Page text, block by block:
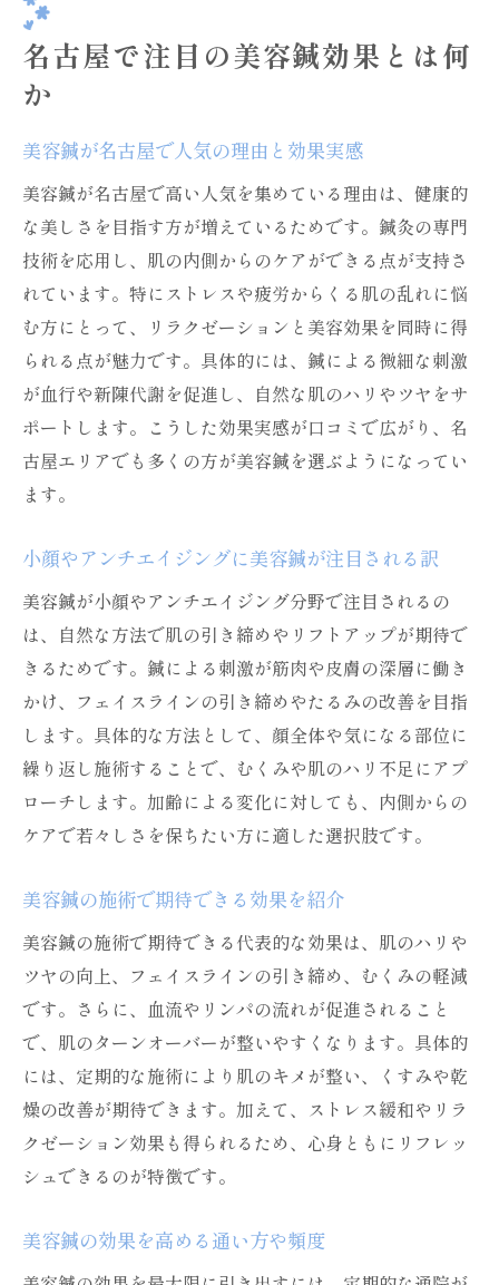
名古屋で注目の美容鍼効果とは何
か
美容鍼が名古屋で人気の理由と効果実感
美容鍼が名古屋で高い人気を集めている理由は、健康的
な美しさを目指す方が増えているためです。鍼灸の専門
技術を応用し、肌の内側からのケアができる点が支持さ
れています。特にストレスや疲労からくる肌の乱れに悩
む方にとって、リラクゼーションと美容効果を同時に得
られる点が魅力です。具体的には、鍼による微細な刺激
が血行や新陳代謝を促進し、自然な肌のハリやツヤをサ
ポートします。こうした効果実感が口コミで広がり、名
古屋エリアでも多くの方が美容鍼を選ぶようになってい
ます。
小顔やアンチエイジングに美容鍼が注目される訳
美容鍼が小顔やアンチエイジング分野で注目されるの
は、自然な方法で肌の引き締めやリフトアップが期待で
きるためです。鍼による刺激が筋肉や皮膚の深層に働き
かけ、フェイスラインの引き締めやたるみの改善を目指
します。具体的な方法として、顔全体や気になる部位に
繰り返し施術することで、むくみや肌のハリ不足にアプ
ローチします。加齢による変化に対しても、内側からの
ケアで若々しさを保ちたい方に適した選択肢です。
美容鍼の施術で期待できる効果を紹介
美容鍼の施術で期待できる代表的な効果は、肌のハリや
ツヤの向上、フェイスラインの引き締め、むくみの軽減
です。さらに、血流やリンパの流れが促進されること
で、肌のターンオーバーが整いやすくなります。具体的
には、定期的な施術により肌のキメが整い、くすみや乾
燥の改善が期待できます。加えて、ストレス緩和やリラ
クゼーション効果も得られるため、心身ともにリフレッ
シュできるのが特徴です。
美容鍼の効果を高める通い方や頻度